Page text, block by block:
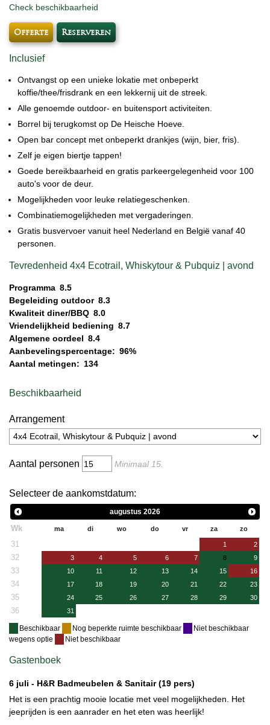
Check beschikbaarheid
Offerte Reserveren
Inclusief
Ontvangst op een unieke lokatie met onbeperkt
koffie/thee/frisdrank en een lekkernij uit de streek.
Alle genoemde outdoor- en buitensport activiteiten.
Borrel bij terugkomst op De Heische Hoeve.
Open bar concept met onbeperkt drankjes (wijn, bier, fris).
Zelf je eigen biertje tappen!
Goede bereikbaarheid en gratis parkeergelegenheid voor 100
auto's voor de deur.
Mogelijkheden voor leuke relatiegeschenken.
Combinatiemogelijkheden met vergaderingen.
Gratis busvervoer vanuit heel Nederland en België vanaf 40
personen.
Tevredenheid 4x4 Ecotrail, Whiskytour & Pubquiz | avond
Programma 8.5
Begeleiding outdoor 8.3
Kwaliteit diner/BBQ 8.0
Vriendelijkheid bediening 8.7
Algemene oordeel 8.4
Aanbevelingspercentage: 96%
Aantal metingen: 134
Beschikbaarheid
Arrangement
Aantal personen Minimaal 15
Selecteer de aankomstdatum:
augustus 2026
Wk ma di wo do vr za zo
31 1 2
32 3 4 5 6 7 8 9
33 10 11 12 13 14 15 16
34 17 18 19 20 21 22 23
35 24 25 26 27 28 29 30
36 31
Beschikbaar Nog beperkte ruimte beschikbaar
Niet beschikbaar
wegens optie
Niet beschikbaar
Gastenboek
6 juli - H&R Badmeubelen & Sanitair(19 pers)
Het is een prachtig mooie locatie met veel mogelijkheden. Het
jeeprijden is een aanrader en het eten was heerlijk!